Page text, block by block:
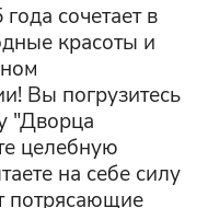
сочетает в
красоты и
Вы погрузитесь
"Дворца
целебную
на себе силу
потрясающие